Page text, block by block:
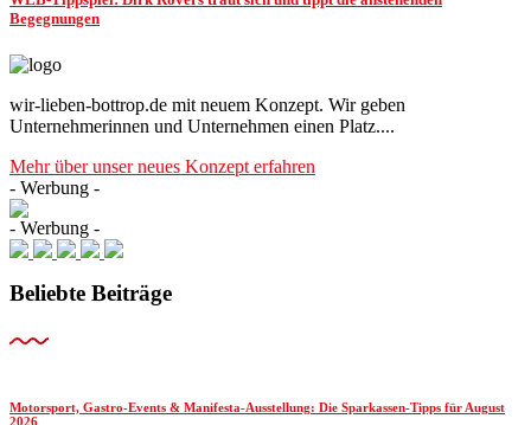
Begegnungen
wir-lieben-bottrop.de mit neuem Konzept. Wir geben
Unternehmerinnen und Unternehmen einen Platz....
Mehr über unser neues Konzept erfahren
- Werbung -
- Werbung -
Beliebte Beiträge
Motorsport, Gastro-Events & Manifesta-Ausstellung: Die Sparkassen-Tipps für August
2026